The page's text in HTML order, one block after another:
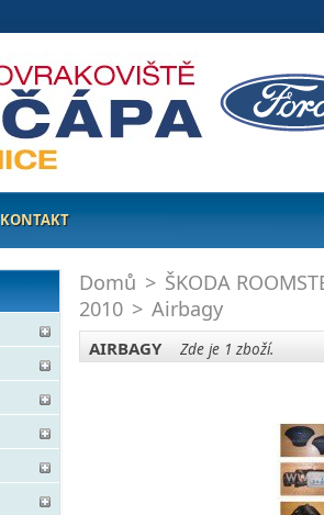
KONTAKT
Domů > ŠKODA
2010 > Airbagy
AIRBAGY Zde je 1 zboží.